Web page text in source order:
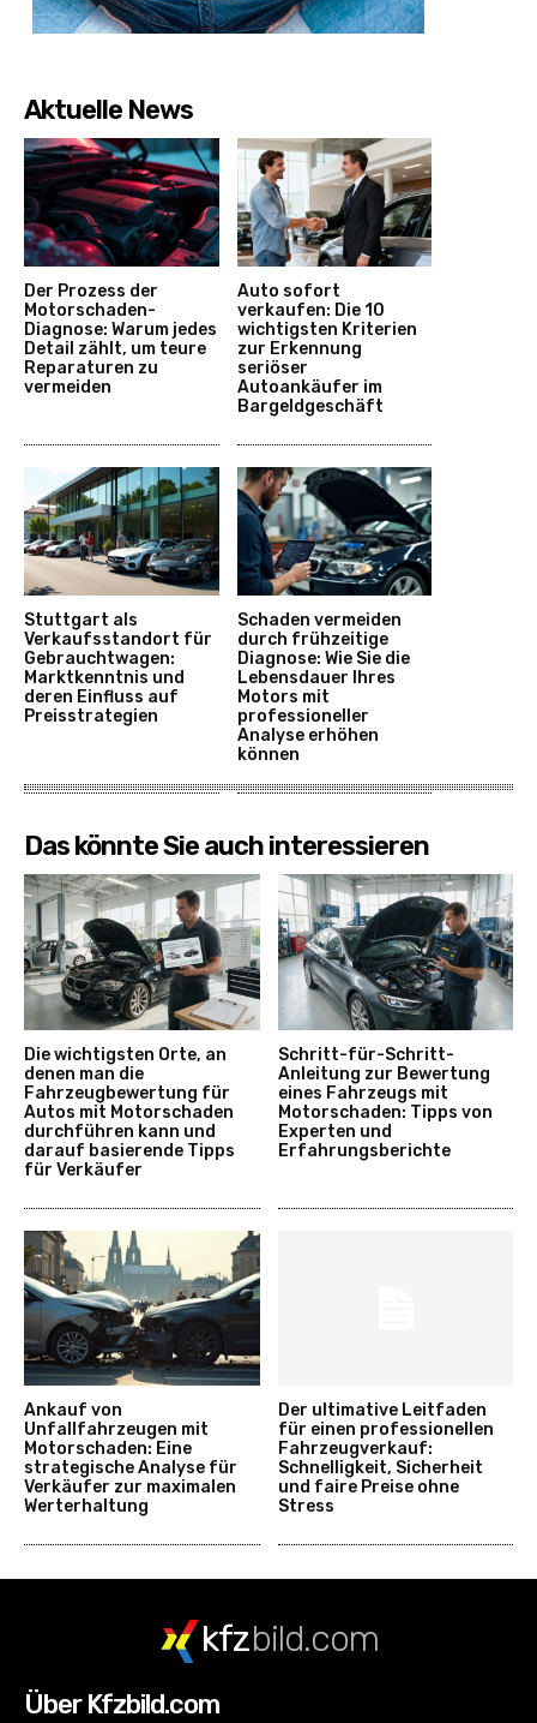
Aktuelle News
Der Prozess der
Motorschaden-
Diagnose: Warum jedes
Detail zählt, um teure
Reparaturen zu
vermeiden
Auto sofort
verkaufen: Die 10
wichtigsten Kriterien
zur Erkennung
seriöser
Autoankäufer im
Bargeldgeschäft
Stuttgart als
Verkaufsstandort für
Gebrauchtwagen:
Marktkenntnis und
deren Einfluss auf
Preisstrategien
Schaden vermeiden
durch frühzeitige
Diagnose: Wie Sie die
Lebensdauer Ihres
Motors mit
professioneller
Analyse erhöhen
können
Das könnte Sie auch interessieren
Die wichtigsten Orte, an
denen man die
Fahrzeugbewertung für
Autos mit Motorschaden
durchführen kann und
darauf basierende Tipps
für Verkäufer
Schritt-für-Schritt-
Anleitung zur Bewertung
eines Fahrzeugs mit
Motorschaden: Tipps von
Experten und
Erfahrungsberichte
Ankauf von
Unfallfahrzeugen mit
Motorschaden: Eine
strategische Analyse für
Verkäufer zur maximalen
Werterhaltung
Der ultimative Leitfaden
für einen professionellen
Fahrzeugverkauf:
Schnelligkeit, Sicherheit
und faire Preise ohne
Stress
kfzbild.com
Über Kfzbild.com